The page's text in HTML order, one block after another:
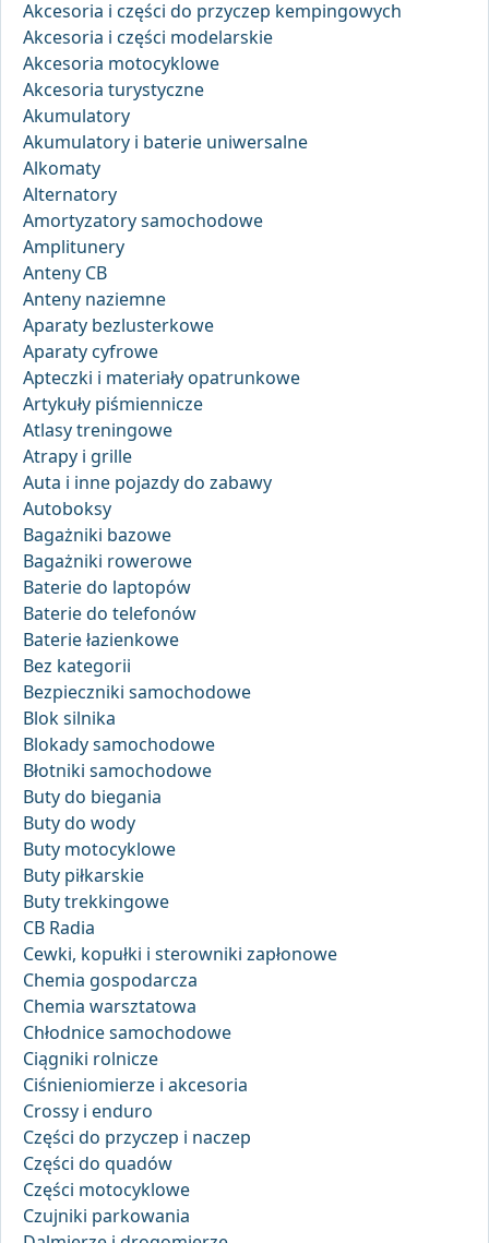
Akcesoria i części do przyczep kempingowych
Akcesoria i części modelarskie
Akcesoria motocyklowe
Akcesoria turystyczne
Akumulatory
Akumulatory i baterie uniwersalne
Alkomaty
Alternatory
Amortyzatory samochodowe
Amplitunery
Anteny CB
Anteny naziemne
Aparaty bezlusterkowe
Aparaty cyfrowe
Apteczki i materiały opatrunkowe
Artykuły piśmiennicze
Atlasy treningowe
Atrapy i grille
Auta i inne pojazdy do zabawy
Autoboksy
Bagażniki bazowe
Bagażniki rowerowe
Baterie do laptopów
Baterie do telefonów
Baterie łazienkowe
Bez kategorii
Bezpieczniki samochodowe
Blok silnika
Blokady samochodowe
Błotniki samochodowe
Buty do biegania
Buty do wody
Buty motocyklowe
Buty piłkarskie
Buty trekkingowe
CB Radia
Cewki, kopułki i sterowniki zapłonowe
Chemia gospodarcza
Chemia warsztatowa
Chłodnice samochodowe
Ciągniki rolnicze
Ciśnieniomierze i akcesoria
Crossy i enduro
Części do przyczep i naczep
Części do quadów
Części motocyklowe
Czujniki parkowania